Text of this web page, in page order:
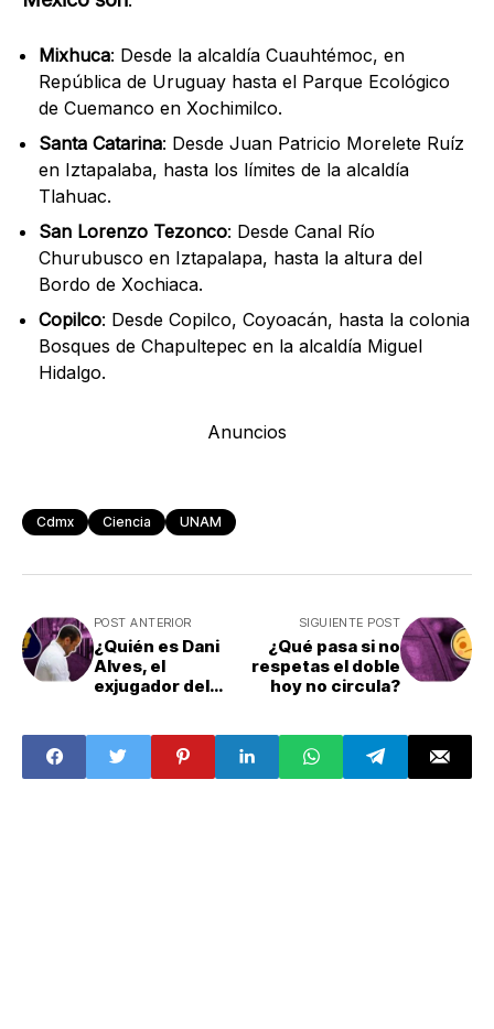
Mixhuca: Desde la alcaldía Cuauhtémoc, en
República de Uruguay hasta el Parque Ecológico
de Cuemanco en Xochimilco.
Santa Catarina: Desde Juan Patricio Morelete Ruíz
en Iztapalaba, hasta los límites de la alcaldía
Tlahuac.
San Lorenzo Tezonco: Desde Canal Río
Churubusco en Iztapalapa, hasta la altura del
Bordo de Xochiaca.
Copilco: Desde Copilco, Coyoacán, hasta la colonia
Bosques de Chapultepec en la alcaldía Miguel
Hidalgo.
Anuncios
Cdmx Ciencia UNAM
POST ANTERIOR
¿Quién es Dani
Alves, el
exjugador del
SIGUIENTE POST
¿Qué pasa si no
respetas el doble
hoy no circula?